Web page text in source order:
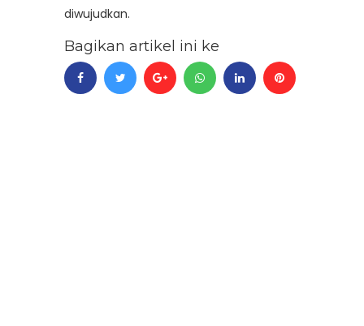
diwujudkan.
Bagikan artikel ini ke